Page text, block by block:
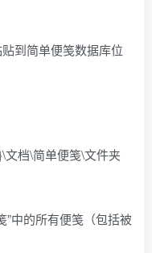
到简单便笺数据库位
文档\简单便笺\文件夹
”中的所有便笺（包括被